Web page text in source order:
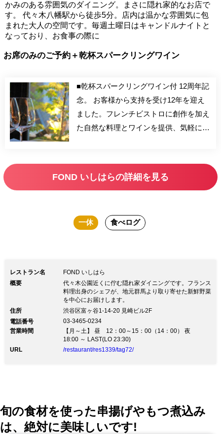
かみのある雰囲気のダイニング。まさに隠れ家的なお店で
す。 代々木八幡駅から徒歩5分。店内は温かな雰囲気に包
まれた大人の空間です。毎週土曜日はキャンドルナイトと
なっており、お食事の際に
お席のみのご予約＋乾杯スパークリングワイン
■乾杯スパークリングワイン付 12周年記
念。 お客様から支持を受け12年を迎え
ました。フレンチビストロに創作を加え
た自然な料理とワインを提供、気軽に使
FOND いしはらの詳細を見る
一休 食べログ
レストラン名
FOND いしはら
概要
代々木公園近くに佇む隠れ家ダイニングです。フランス
料理出身のシェフが、地元群馬より取り寄せた新鮮野菜
を中心にお届けします。
住所
渋谷区富ヶ谷1-14-20 見崎ビル2F
電話番号
03-3465-0234
営業時間
【月～土】 昼 12：00～15：00（14：00） 夜
18:00 ～ LAST(LO 23:30)
URL
/restaurant/res1339/tag72/
旬の食材を使った串揚げやもつ煮込み
は、絶対に美味しいです!